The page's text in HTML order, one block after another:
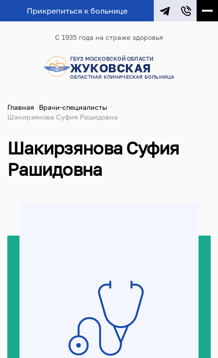
Прикрепиться к больнице
С 1935 года на страже здоровья
ГБУЗ МОСКОВСКОЙ ОБЛАСТИ
ЖУКОВСКАЯ
ОБЛАСТНАЯ КЛИНИЧЕСКАЯ БОЛЬНИЦА
Главная
Врачи-специалисты
Шакирзянова Суфия Рашидовна
Шакирзянова Суфия
Рашидовна